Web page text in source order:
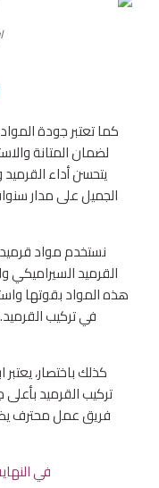
كما تعتبر جودة
لضمان المتانة
يتحسن أداء
الجميل على مدار
نستخدم مواد
القرميد السيراميكي
هذه المواد بقوتها
في تركيب
كذلك باختصار،
تركيب القرميد
فريق عمل محترف
في